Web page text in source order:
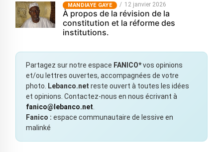
MANDIAYE GAYE 12 janvier 2026
À propos de la révision de la
constitution et la réforme des
institutions.
Partagez sur notre espace FANICO*vos opinions
et/ou lettres ouvertes, accompagnées de votre
photo.
Lebanco.net reste ouvert à toutes les idées
et opinions. Contactez-nous en nous écrivant à
fanico@lebanco.net
Fanico : espace communautaire de lessive en
malinké